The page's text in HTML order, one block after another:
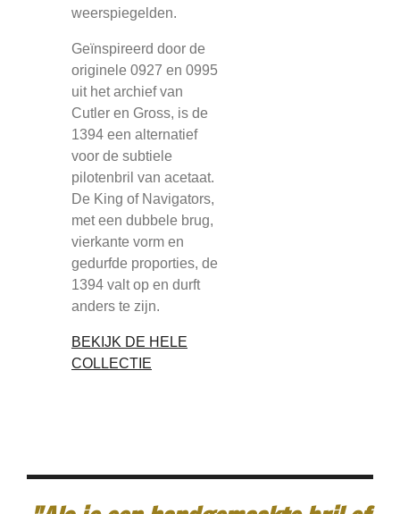
weerspiegelden.
Geïnspireerd door de
originele 0927 en 0995
uit het archief van
Cutler en Gross, is de
1394 een alternatief
voor de subtiele
pilotenbril van acetaat.
De King of Navigators,
met een dubbele brug,
vierkante vorm en
gedurfde proporties, de
1394 valt op en durft
anders te zijn.
BEKIJK DE HELE
COLLECTIE